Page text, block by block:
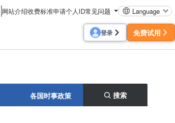
网站介绍收费标准申请个人ID常见问题 Language
登录 免费试用
各国时事政策 搜索